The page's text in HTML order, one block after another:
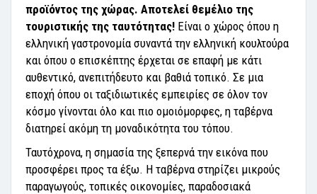
προϊόντος της χώρας. Αποτελεί θεμέλιο της
τουριστικής της ταυτότητας! Είναι ο χώρος όπου η
ελληνική γαστρονομία συναντά την ελληνική κουλτούρα
και όπου ο επισκέπτης έρχεται σε επαφή με κάτι
αυθεντικό, ανεπιτήδευτο και βαθιά τοπικό. Σε μια
εποχή όπου οι ταξιδιωτικές εμπειρίες σε όλον τον
κόσμο γίνονται όλο και πιο ομοιόμορφες, η ταβέρνα
διατηρεί ακόμη τη μοναδικότητα του τόπου.
Ταυτόχρονα, η σημασία της ξεπερνά την εικόνα που
προσφέρει προς τα έξω. Η ταβέρνα στηρίζει μικρούς
παραγωγούς, τοπικές οικονομίες, παραδοσιακά